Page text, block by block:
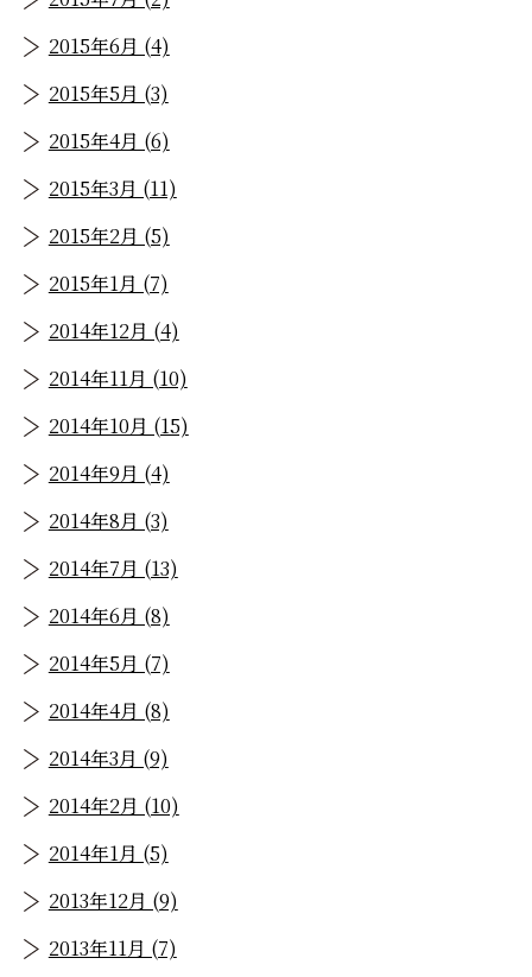
2015年6月 (4)
2015年5月 (3)
2015年4月 (6)
2015年3月 (11)
2015年2月 (5)
2015年1月 (7)
2014年12月 (4)
2014年11月 (10)
2014年10月 (15)
2014年9月 (4)
2014年8月 (3)
2014年7月 (13)
2014年6月 (8)
2014年5月 (7)
2014年4月 (8)
2014年3月 (9)
2014年2月 (10)
2014年1月 (5)
2013年12月 (9)
2013年11月 (7)